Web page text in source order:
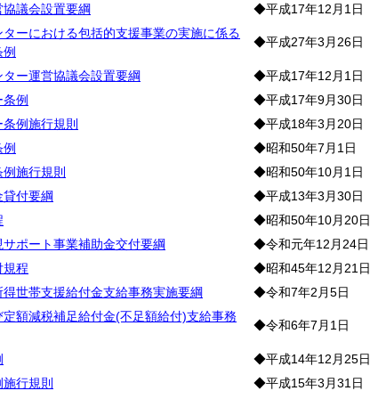
議会設置要綱
◆平成17年12月1日
ーにおける包括的支援事業の実施に係る
◆平成27年3月26日
ー運営協議会設置要綱 ◆平成17年12月1日
例
◆平成17年9月30日
例施行規則
◆平成18年3月20日
◆昭和50年7月1日
施行規則
◆昭和50年10月1日
付要綱
◆平成13年3月30日
◆昭和50年10月20日
ポート事業補助金交付要綱
◆令和元年12月24日
規程
◆昭和45年12月21日
世帯支援給付金支給事務実施要綱
◆令和7年2月5日
額減税補足給付金(不足額給付)支給事務
◆令和6年7月1日
◆平成14年12月25日
行規則
◆平成15年3月31日